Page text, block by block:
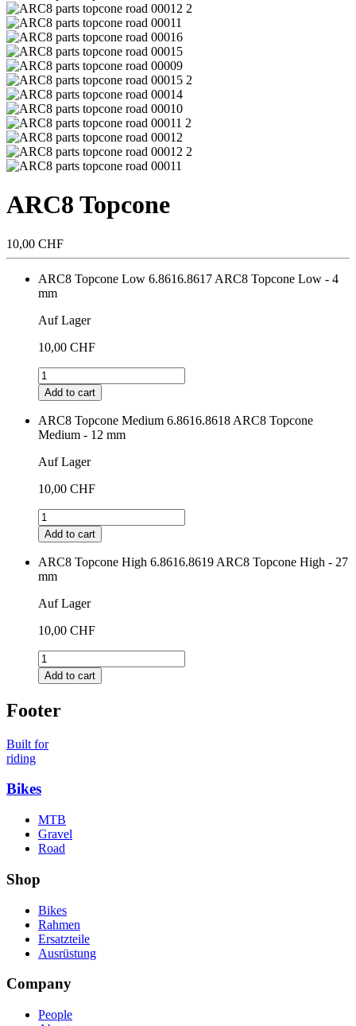
ARC8 Topcone
10,00 CHF
ARC8 Topcone Low 6.8616.8617 ARC8 Topcone Low - 4
mm
Auf Lager
10,00 CHF
Add to cart
ARC8 Topcone Medium 6.8616.8618 ARC8 Topcone
Medium - 12 mm
Auf Lager
10,00 CHF
Add to cart
ARC8 Topcone High 6.8616.8619 ARC8 Topcone High - 27
mm
Auf Lager
10,00 CHF
Add to cart
Footer
Built for
riding
Bikes
MTB
Gravel
Road
Shop
Bikes
Rahmen
Ersatzteile
Ausrüstung
Company
People